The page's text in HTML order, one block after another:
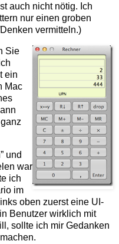
auch nicht nötig. Ich
nur einen groben
vermitteln.)
Sie
ein
Mac
und
war
ich
im
oben zuerst eine UI-
Benutzer wirklich mit
sollte ich mir Gedanken